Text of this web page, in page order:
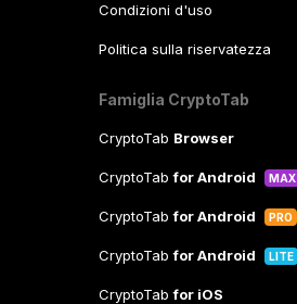
Condizioni d'uso
Politica sulla riservatezza
Famiglia CryptoTab
CryptoTab Browser
CryptoTabfor Android MAX
CryptoTabfor Android PRO
CryptoTabfor Android LITE
CryptoTabfor iOS